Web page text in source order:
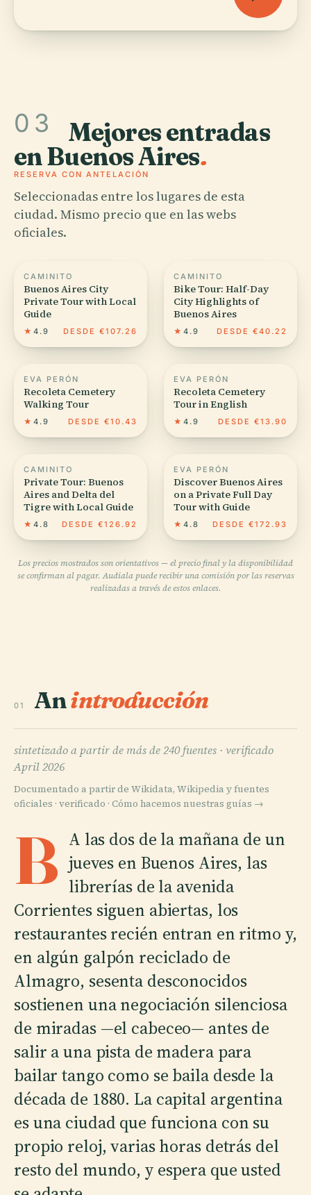
03 Mejores entradas
en Buenos Aires.
RESERVA CON ANTELACIÓN
Seleccionadas entre los lugares de esta
ciudad. Mismo precio que en las webs
oficiales.
CAMINITO
Buenos Aires City
Private Tour with Local
Guide
★ 4.9 DESDE €107.26
CAMINITO
Bike Tour: Half-Day
City Highlights of
Buenos Aires
★ 4.9 DESDE €40.22
EVA PERÓN
Recoleta Cemetery
Walking Tour
★ 4.9 DESDE €10.43
EVA PERÓN
Recoleta Cemetery
Tour in English
★ 4.9 DESDE €13.90
CAMINITO
Private Tour: Buenos
Aires and Delta del
Tigre with Local Guide
★ 4.8 DESDE €126.92
EVA PERÓN
Discover Buenos Aires
on a Private Full Day
Tour with Guide
★ 4.8 DESDE €172.93
Los precios mostrados son orientativos — el precio final y la disponibilidad
se confirman al pagar. Audiala puede recibir una comisión por las reservas
realizadas a través de estos enlaces.
01 Anintroducción
sintetizado a partir de más de 240 fuentes · verificado
April 2026
Documentado a partir de Wikidata, Wikipedia y fuentes
oficiales · verificado · Cómo hacemos nuestras guías →
B A las dos de la mañana de un
jueves en Buenos Aires, las
librerías de la avenida
Corrientes siguen abiertas, los
restaurantes recién entran en ritmo y,
en algún galpón reciclado de
Almagro, sesenta desconocidos
sostienen una negociación silenciosa
de miradas —el cabeceo— antes de
salir a una pista de madera para
bailar tango como se baila desde la
década de 1880. La capital argentina
es una ciudad que funciona con su
propio reloj, varias horas detrás del
resto del mundo, y espera que usted